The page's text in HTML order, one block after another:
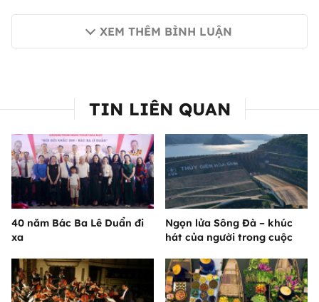
XEM THÊM BÌNH LUẬN
TIN LIÊN QUAN
40 năm Bác Ba Lê Duẩn đi
xa
Ngọn lửa Sông Đà – khúc
hát của người trong cuộc